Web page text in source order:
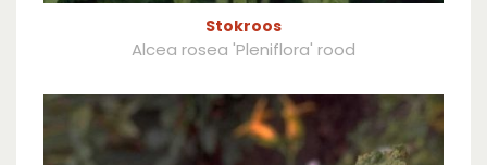
Stokroos
Alcea rosea 'Pleniflora' rood